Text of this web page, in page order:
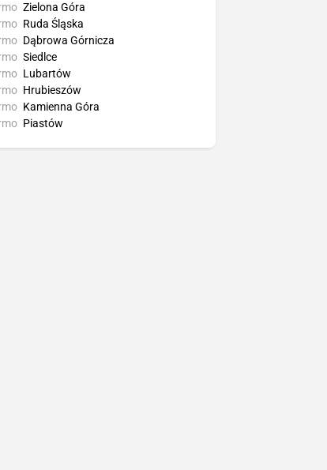
Zielona Góra
Ruda Śląska
Dąbrowa Górnicza
Siedlce
Lubartów
Hrubieszów
Kamienna Góra
Piastów